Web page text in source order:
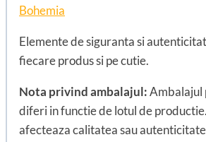
Bohemia
Elemente de siguranta si
fiecare produs si pe cutie.
Nota privind ambalajul:Ambalajul
diferi in functie de lotul de
afecteaza calitatea sau